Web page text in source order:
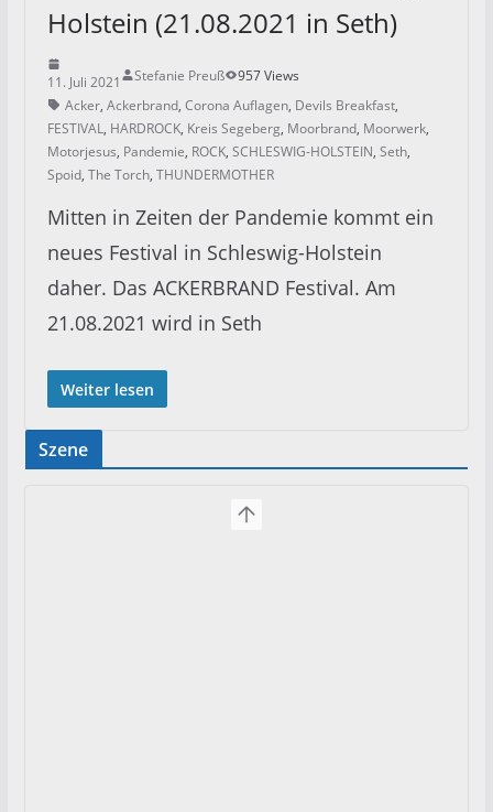
Holstein (21.08.2021 in Seth)
11. Juli 2021 Stefanie Preuß
957 Views
Acker, Ackerbrand, Corona Auflagen, Devils Breakfast,
FESTIVAL, HARDROCK, Kreis Segeberg, Moorbrand, Moorwerk,
Motorjesus, Pandemie, ROCK, SCHLESWIG-HOLSTEIN, Seth,
Spoid, The Torch, THUNDERMOTHER
Mitten in Zeiten der Pandemie kommt ein
neues Festival in Schleswig-Holstein
daher. Das ACKERBRAND Festival. Am
21.08.2021 wird in Seth
Weiter lesen
Szene